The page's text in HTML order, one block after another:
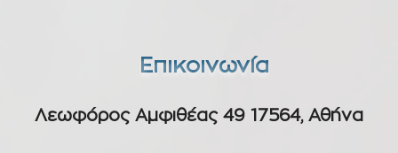
Επικοινωνία
Λεωφόρος Αμφιθέας 49 17564, Αθήνα